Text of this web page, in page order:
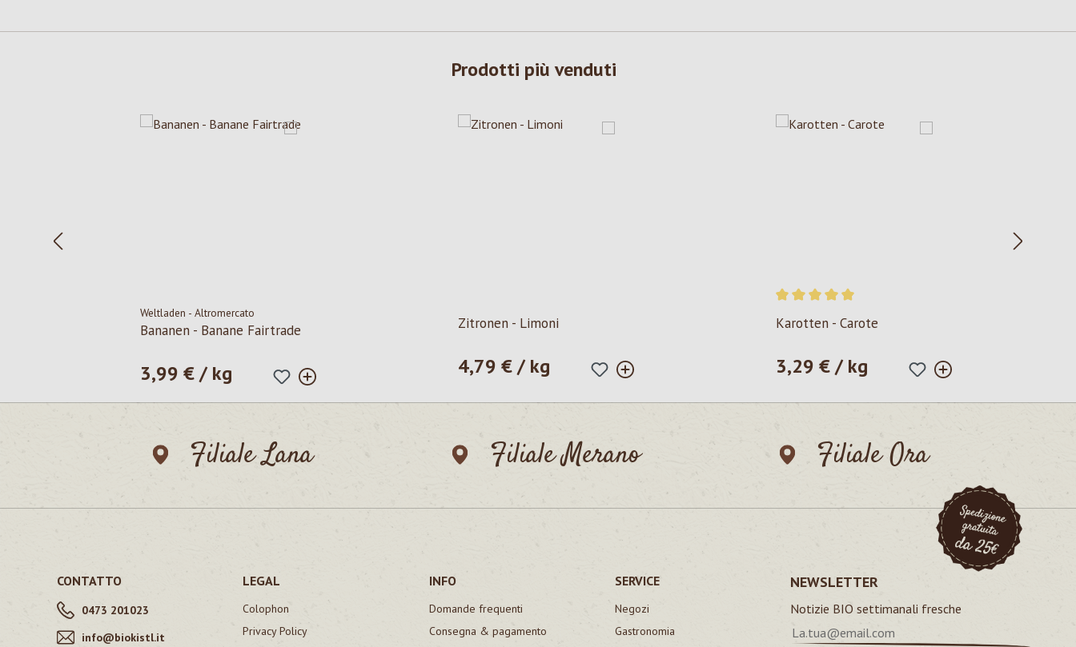
Prodotti più venduti
Weltladen - Altromercato
Bananen - Banane Fairtrade
Prezzo normale:
3,99 € / kg
Zitronen - Limoni
Prezzo normale:
4,79 € / kg
Valutazione media di 5 su 5 stelle
Karotten - Carote
Prezzo normale:
3,29 € / kg
Filiale Lana Filiale Merano Filiale Ora
CONTATTO
0473 201023
info@biokistl.it
LEGAL
Colophon
Privacy Policy
INFO
Domande frequenti
Consegna & pagamento
SERVICE
Negozi
Gastronomia
NEWSLETTER
Notizie BIO settimanali fresche